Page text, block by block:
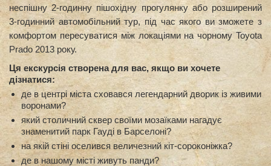
неспішну 2-годинну пішохідну прогулянку або розширений
3-годинний автомобільний тур, під час якого ви зможете з
комфортом пересуватися між локаціями на чорному Toyota
Prado 2013 року.
Ця екскурсія створена для вас, якщо ви хочете
дізнатися:
де в центрі міста сховався легендарний дворик із живими
воронами?
який столичний сквер своїми мозаїками нагадує
знаменитий парк Гауді в Барселоні?
на якій стіні оселився величезний кіт-сороконіжка?
де в нашому місті живуть панди?